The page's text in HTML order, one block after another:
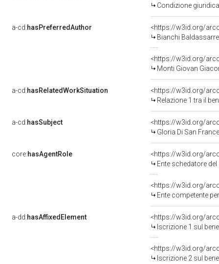
Condizione
a-cd:hasPreferredAuthor
<https://w3id.org/
Bianchi
<https://w3id.org/
Monti Giovan
a-cd:hasRelatedWorkSituation
<https://w3id.org/
Relazione 1 tra il
a-cd:hasSubject
<https://w3id.org/
Gloria Di San
core:hasAgentRole
<https://w3id.org/
Ente schedatore del bene
<https://w3id.org/
Ente competente per tutela
a-dd:hasAffixedElement
<https://w3id.org/
Iscrizione 1 sul
<https://w3id.org/
Iscrizione 2 sul